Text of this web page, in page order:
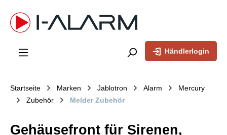
springen
Händlerlogin
Startseite Marken Jablotron Alarm
Mercury
Zubehör
Melder Zubehör
Gehäusefront für Sirenen,